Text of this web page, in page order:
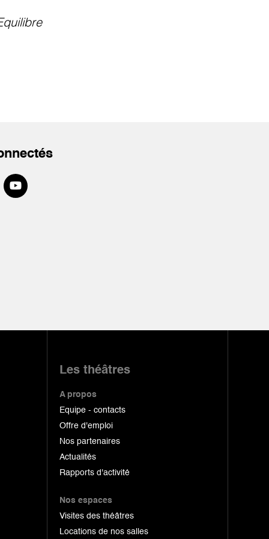
Les théâtres
A propos
Equipe - contacts
Offre d'emploi
Nos partenaires
Actualités
Rapports d'activité
Nos espaces
Visites des théâtres
Locations de nos salles